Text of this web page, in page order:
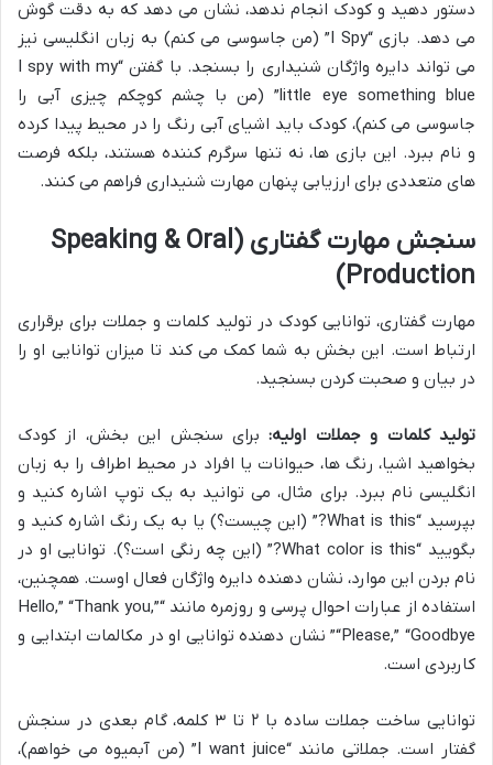
دستور دهید و کودک انجام ندهد، نشان می دهد که به دقت گوش
می دهد. بازی “I Spy” (من جاسوسی می کنم) به زبان انگلیسی نیز
می تواند دایره واژگان شنیداری را بسنجد. با گفتن “I spy with my
little eye something blue” (من با چشم کوچکم چیزی آبی را
جاسوسی می کنم)، کودک باید اشیای آبی رنگ را در محیط پیدا کرده
و نام ببرد. این بازی ها، نه تنها سرگرم کننده هستند، بلکه فرصت
های متعددی برای ارزیابی پنهان مهارت شنیداری فراهم می کنند.
سنجش مهارت گفتاری (Speaking & Oral
Production)
مهارت گفتاری، توانایی کودک در تولید کلمات و جملات برای برقراری
ارتباط است. این بخش به شما کمک می کند تا میزان توانایی او را
در بیان و صحبت کردن بسنجید.
تولید کلمات و جملات اولیه:برای سنجش این بخش، از کودک
بخواهید اشیا، رنگ ها، حیوانات یا افراد در محیط اطراف را به زبان
انگلیسی نام ببرد. برای مثال، می توانید به یک توپ اشاره کنید و
بپرسید “What is this?” (این چیست؟) یا به یک رنگ اشاره کنید و
بگویید “What color is this?” (این چه رنگی است؟). توانایی او در
نام بردن این موارد، نشان دهنده دایره واژگان فعال اوست. همچنین،
استفاده از عبارات احوال پرسی و روزمره مانند “Hello,” “Thank you,”
“Please,” “Goodbye” نشان دهنده توانایی او در مکالمات ابتدایی و
کاربردی است.
توانایی ساخت جملات ساده با ۲ تا ۳ کلمه، گام بعدی در سنجش
گفتار است. جملاتی مانند “I want juice” (من آبمیوه می خواهم)،